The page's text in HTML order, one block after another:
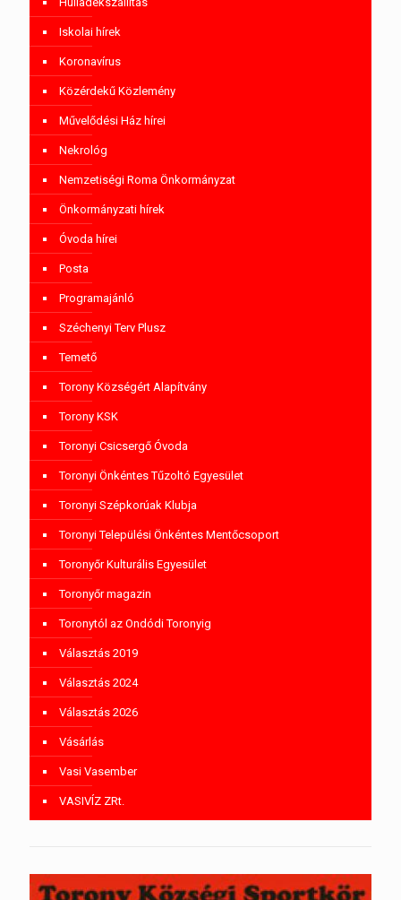
Iskolai hírek
Koronavírus
Közérdekű Közlemény
Művelődési Ház hírei
Nekrológ
Nemzetiségi Roma Önkormányzat
Önkormányzati hírek
Óvoda hírei
Posta
Programajánló
Széchenyi Terv Plusz
Temető
Torony Községért Alapítvány
Torony KSK
Toronyi Csicsergő Óvoda
Toronyi Önkéntes Tűzoltó Egyesület
Toronyi Szépkorúak Klubja
Toronyi Települési Önkéntes Mentőcsoport
Toronyőr Kulturális Egyesület
Toronyőr magazin
Toronytól az Ondódi Toronyig
Választás 2019
Választás 2024
Választás 2026
Vásárlás
Vasi Vasember
VASIVÍZ ZRt.